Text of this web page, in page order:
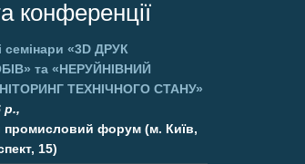
конференції
семінари«3D ДРУК
та«НЕРУЙНІВНИЙ
ТЕХНІЧНОГО СТАНУ»
р.,
промисловий форум (м. Київ,
15)